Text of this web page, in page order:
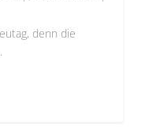
denn die